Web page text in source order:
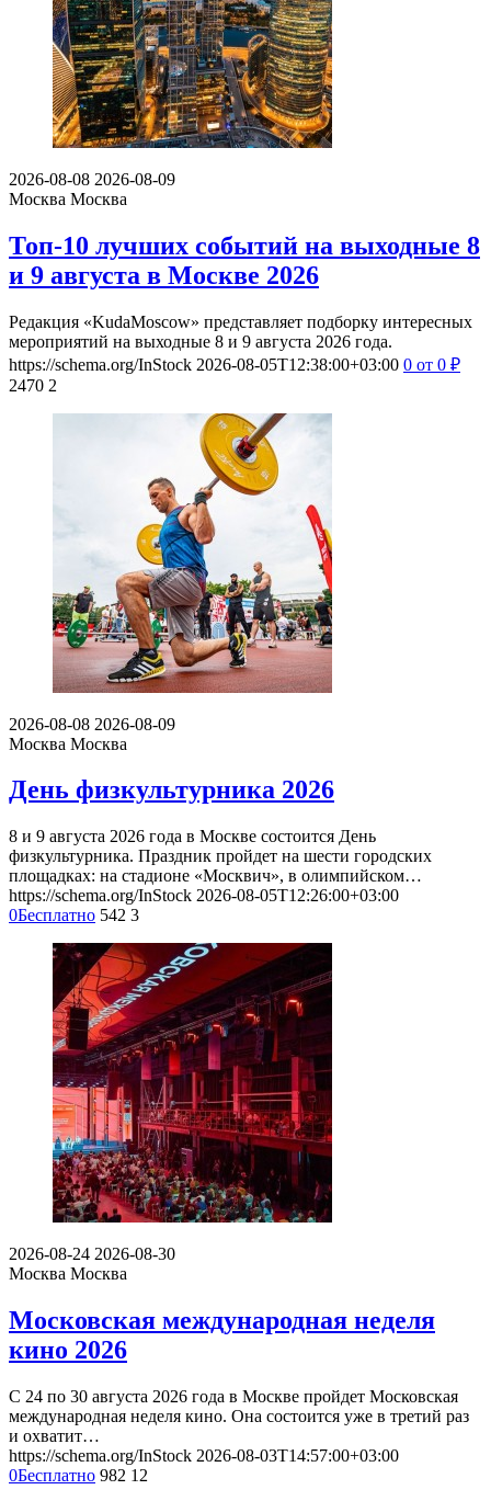
2026-08-08 2026-08-09
Москва Москва
Топ-10 лучших событий на выходные 8
и 9 августа в Москве 2026
Редакция «KudaMoscow» представляет подборку интересных
мероприятий на выходные 8 и 9 августа 2026 года.
https://schema.org/InStock 2026-08-05T12:38:00+03:00 0 от 0 ₽
2470 2
2026-08-08 2026-08-09
Москва Москва
День физкультурника 2026
8 и 9 августа 2026 года в Москве состоится День
физкультурника. Праздник пройдет на шести городских
площадках: на стадионе «Москвич», в олимпийском…
https://schema.org/InStock 2026-08-05T12:26:00+03:00
0Бесплатно 542 3
2026-08-24 2026-08-30
Москва Москва
Московская международная неделя
кино 2026
С 24 по 30 августа 2026 года в Москве пройдет Московская
международная неделя кино. Она состоится уже в третий раз
и охватит…
https://schema.org/InStock 2026-08-03T14:57:00+03:00
0Бесплатно 982 12